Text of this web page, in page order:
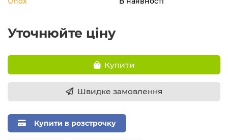
Уточнюйте ціну
Купити
Швидке замовлення
Купити в розстрочку